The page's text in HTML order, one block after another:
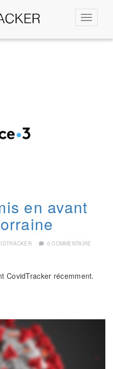
la
en avant
0 COMMENTAIRE
CovidTracker récemment.